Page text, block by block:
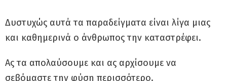
Δυστυχώς αυτά τα παραδείγματα είναι λίγα μιας
και καθημερινά ο άνθρωπος την καταστρέφει.
Ας τα απολαύσουμε και ας αρχίσουμε να
σεβόμαστε την φύση περισσότερο.